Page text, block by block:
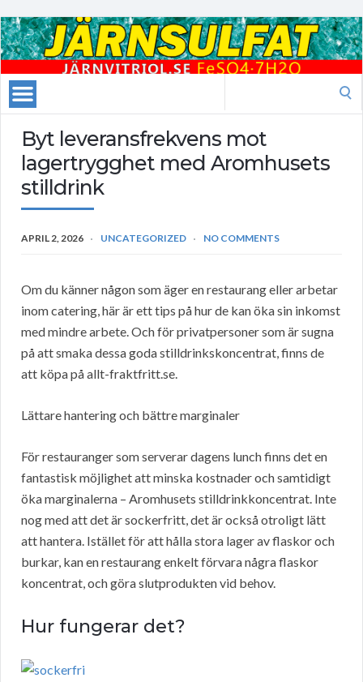
Byt leveransfrekvens mot
lagertrygghet med Aromhusets
stilldrink
APRIL 2, 2026 UNCATEGORIZED NO COMMENTS
Om du känner någon som äger en restaurang eller arbetar
inom catering, här är ett tips på hur de kan öka sin inkomst
med mindre arbete. Och för privatpersoner som är sugna
på att smaka dessa goda stilldrinkskoncentrat, finns de
att köpa på allt-fraktfritt.se.
Lättare hantering och bättre marginaler
För restauranger som serverar dagens lunch finns det en
fantastisk möjlighet att minska kostnader och samtidigt
öka marginalerna – Aromhusets stilldrinkkoncentrat. Inte
nog med att det är sockerfritt, det är också otroligt lätt
att hantera. Istället för att hålla stora lager av flaskor och
burkar, kan en restaurang enkelt förvara några flaskor
koncentrat, och göra slutprodukten vid behov.
Hur fungerar det?